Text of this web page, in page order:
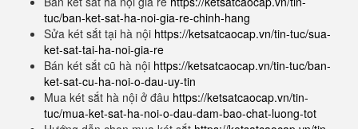
tuc/ban-ket-sat-ha-noi-gia-re-chinh-hang
Sửa két sắt tại hà nội https://ketsatcaocap.vn/tin-tuc/sua-
ket-sat-tai-ha-noi-gia-re
Bán két sắt cũ hà nội https://ketsatcaocap.vn/tin-tuc/ban-
ket-sat-cu-ha-noi-o-dau-uy-tin
Mua két sắt hà nội ở đâu https://ketsatcaocap.vn/tin-
tuc/mua-ket-sat-ha-noi-o-dau-dam-bao-chat-luong-tot